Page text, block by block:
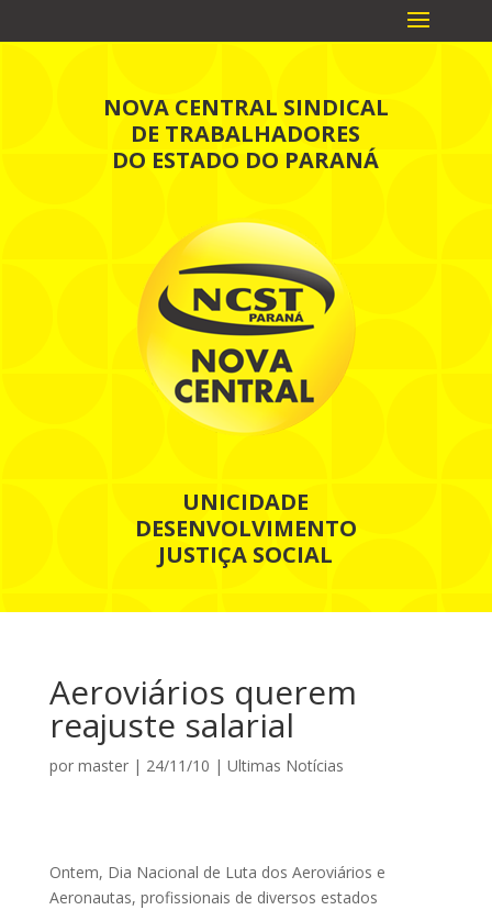
NOVA CENTRAL SINDICAL
DE TRABALHADORES
DO ESTADO DO PARANÁ
UNICIDADE
DESENVOLVIMENTO
JUSTIÇA SOCIAL
Aeroviários querem
reajuste salarial
por master| 24/11/10 | Ultimas Notícias
Ontem, Dia Nacional de Luta dos Aeroviários e
Aeronautas, profissionais de diversos estados